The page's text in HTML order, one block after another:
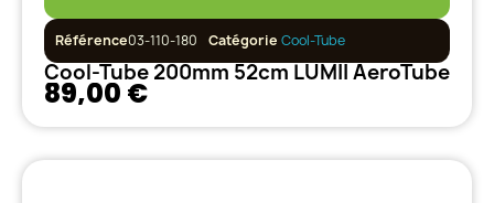
Référence03-110-180 Catégorie Cool-Tube
Cool-Tube 200mm 52cm LUMII AeroTube
89,00 €